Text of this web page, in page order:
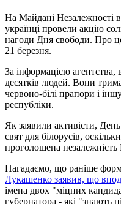
На Майдані Незалежності в
українці провели акцію
нагоди Дня свободи. Про
21 березня.
За інформацією агентства,
десятків людей. Вони
червоно-білі прапори і
республіки.
Як заявили активісти,
свят для білорусів,
проголошена
Нагадаємо, що раніше
Лукашенко заявив, що
імена двох "міцних
губернатора - які "знають